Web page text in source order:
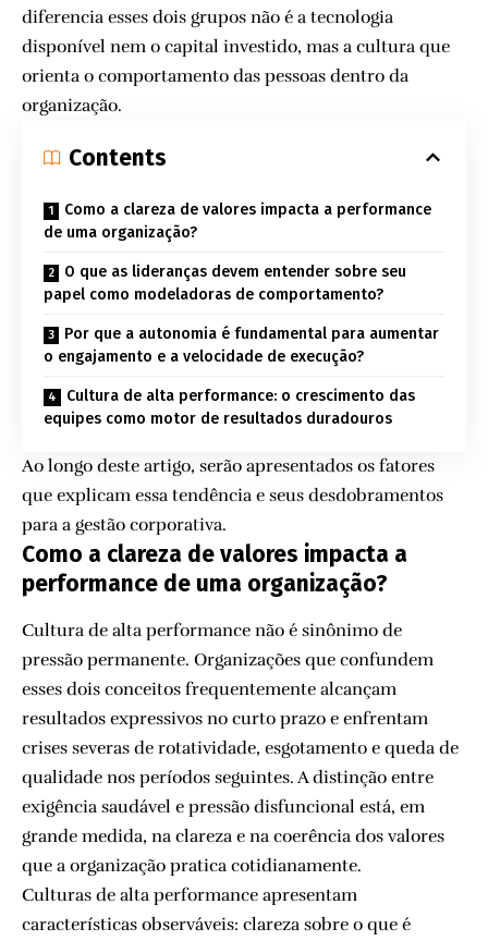
diferencia esses dois grupos não é a tecnologia
disponível nem o capital investido, mas a cultura que
orienta o comportamento das pessoas dentro da
organização.
Contents
Como a clareza de valores impacta a performance
de uma organização?
O que as lideranças devem entender sobre seu
papel como modeladoras de comportamento?
Por que a autonomia é fundamental para aumentar
o engajamento e a velocidade de execução?
Cultura de alta performance: o crescimento das
equipes como motor de resultados duradouros
Ao longo deste artigo, serão apresentados os fatores
que explicam essa tendência e seus desdobramentos
para a gestão corporativa.
Como a clareza de valores impacta a
performance de uma organização?
Cultura de alta performance não é sinônimo de
pressão permanente. Organizações que confundem
esses dois conceitos frequentemente alcançam
resultados expressivos no curto prazo e enfrentam
crises severas de rotatividade, esgotamento e queda de
qualidade nos períodos seguintes. A distinção entre
exigência saudável e pressão disfuncional está, em
grande medida, na clareza e na coerência dos valores
que a organização pratica cotidianamente.
Culturas de alta performance apresentam
características observáveis: clareza sobre o que é